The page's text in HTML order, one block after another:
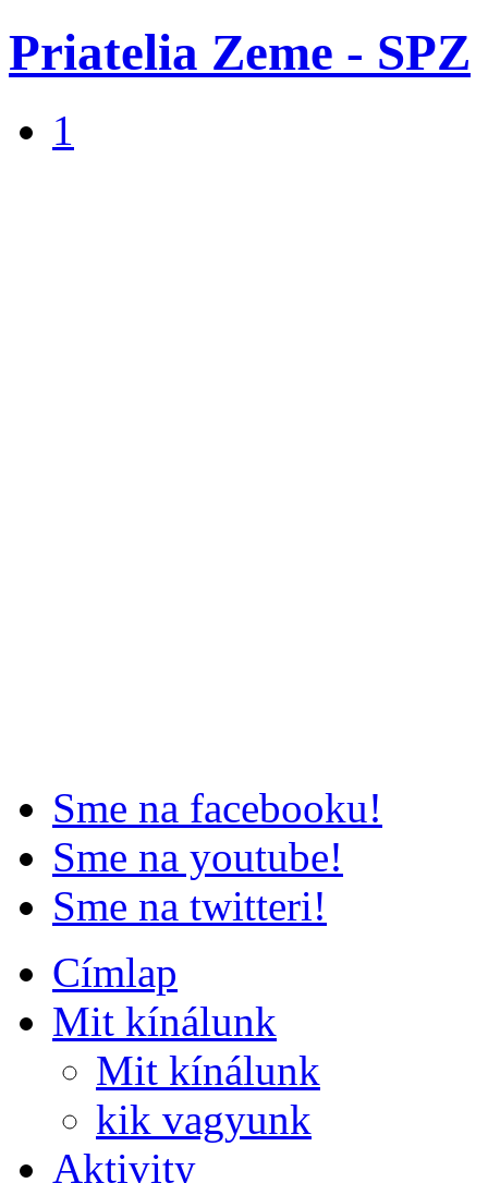
Priatelia Zeme - SPZ
1
Sme na facebooku!
Sme na youtube!
Sme na twitteri!
Címlap
Mit kínálunk
Mit kínálunk
kik vagyunk
Aktivity